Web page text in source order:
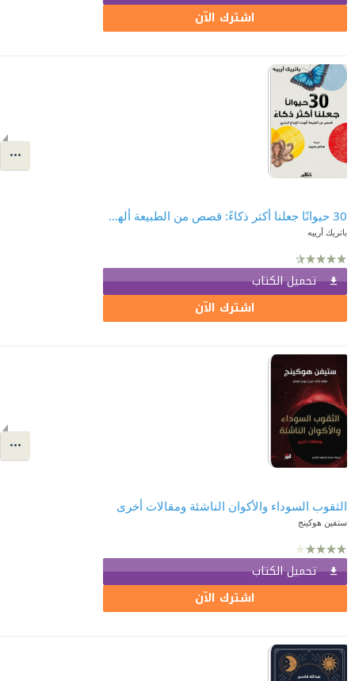
اشترك الآن
30 حيوانًا جعلنا أكثر ذكاءً: قصص من الطبيعة ألهمت الإبداع البشري
باتريك أرييه
تحميل الكتاب
اشترك الآن
الثقوب السوداء والأكوان الناشئة ومقالات أخرى
ستفين هوكينج
تحميل الكتاب
اشترك الآن